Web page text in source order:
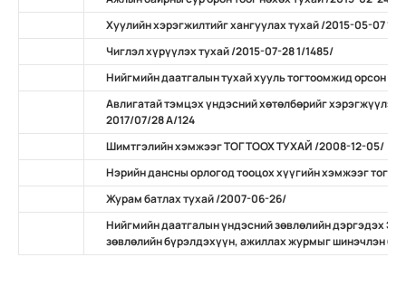
Хуулийн хэрэгжилтийг хангуулах тухай /2015-05-07 11/
Чиглэл хүрүүлэх тухай /2015-07-28 1/1485/
Нийгмийн даатгалын тухай хууль тогтоомжид орсон
Авлигатай тэмцэх үндэсний хөтөлбөрийг хэрэгжүүлэх
2017/07/28 А/124
Шимтгэлийн хэмжээг ТОГТООХ ТУХАЙ /2008-12-05/
Нэрийн дансны орлогод тооцох хүүгийн хэмжээг
Журам батлах тухай /2007-06-26/
Нийгмийн даатгалын үндэсний зөвлөлийн дэргэдэх
зөвлөлийн бүрэлдэхүүн, ажиллах журмыг шинэчлэн